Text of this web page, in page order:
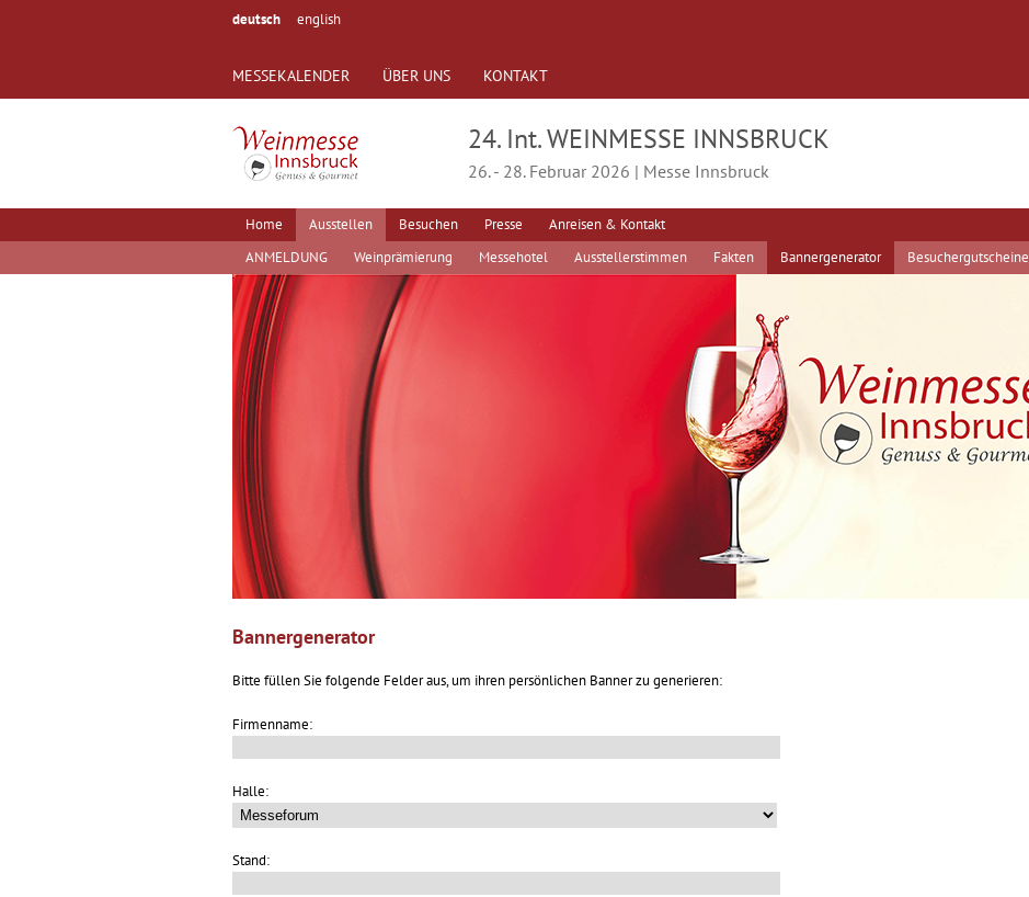
deutsch english
MESSEKALENDER ÜBER UNS KONTAKT
24. Int. WEINMESSE INNSBRUCK
26. - 28. Februar 2026 | Messe Innsbruck
Home Ausstellen Besuchen Presse
Anreisen & Kontakt
ANMELDUNG
Weinprämierung Messehotel Ausstellerstimmen Fakten Bannergenerator Besuchergutscheine
Bannergenerator
Bitte füllen Sie folgende Felder aus, um ihren persönlichen Banner zu generieren:
Firmenname:
Halle:
Stand: